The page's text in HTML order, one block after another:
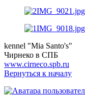
kennel "Mia Santo's"
Чирнеко в СПБ
www.cirneco.spb.ru
Вернуться к началу